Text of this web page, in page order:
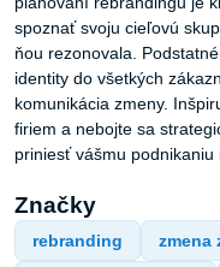
spoznať svoju cieľovú
ňou rezonovala.
identity do všetkých
komunikácia zmeny.
firiem a nebojte sa
priniesť vášmu podnikaniu
Značky
rebranding zmena